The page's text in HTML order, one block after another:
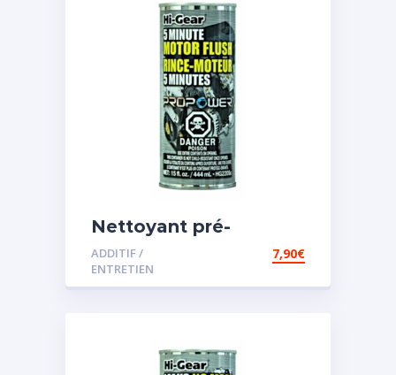
Nettoyant pré-
vidange
ADDITIF /
ENTRETIEN
7,90€